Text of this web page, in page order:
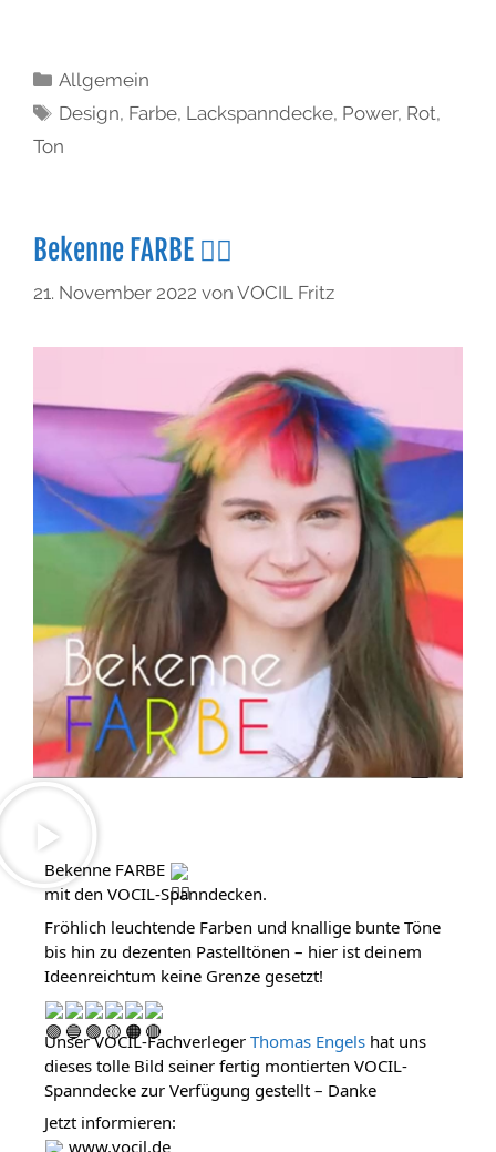
Allgemein
Design, Farbe, Lackspanndecke, Power, Rot,
Ton
Bekenne FARBE 🏳️‍🌈
21. November 2022 von VOCIL Fritz
Bekenne FARBE
mit den VOCIL-Spanndecken.
Fröhlich leuchtende Farben und knallige bunte Töne
bis hin zu dezenten Pastelltönen – hier ist deinem
Ideenreichtum keine Grenze gesetzt!
Unser VOCIL-Fachverleger Thomas Engels hat uns
dieses tolle Bild seiner fertig montierten VOCIL-
Spanndecke zur Verfügung gestellt – Danke
Jetzt informieren:
www.vocil.de